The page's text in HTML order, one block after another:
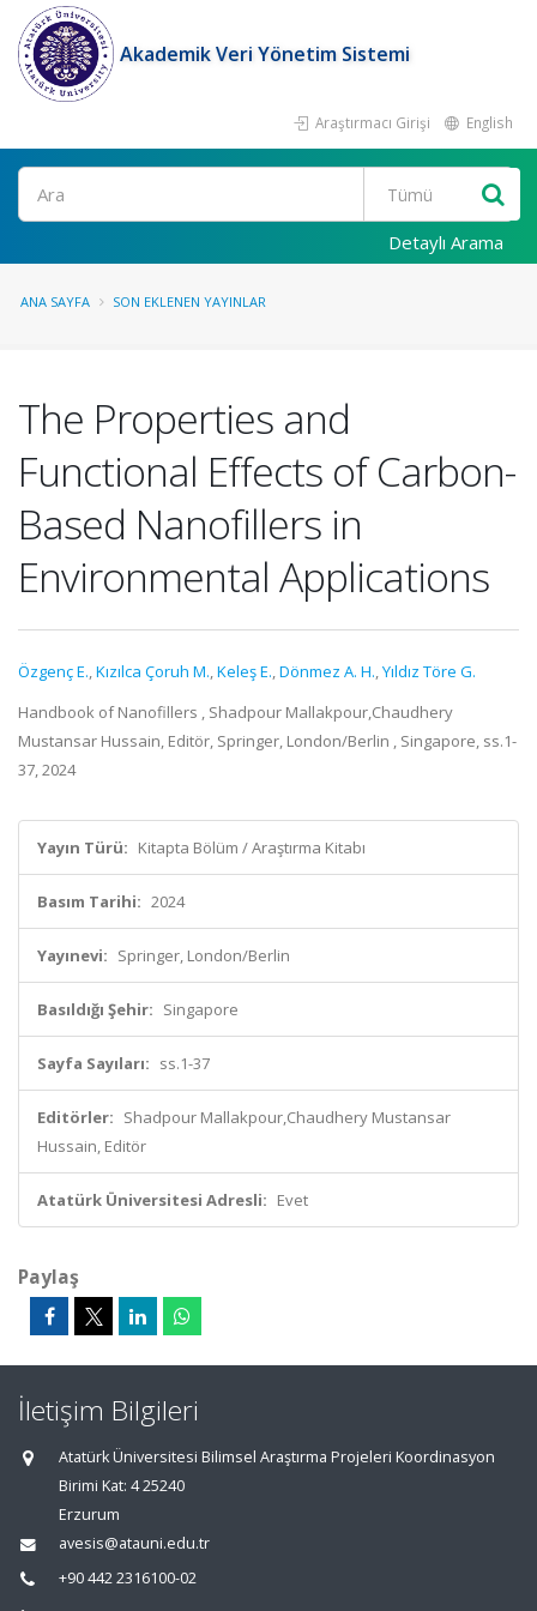
Akademik Veri Yönetim Sistemi
Araştırmacı Girişi English
Ara
Detaylı Arama
ANA SAYFA SON EKLENEN YAYINLAR
The Properties and
Functional Effects of Carbon-
Based Nanofillers in
Environmental Applications
Özgenç E.,Kızılca Çoruh M.,Keleş E.,Dönmez A. H.,Yıldız Töre G.
Handbook of Nanofillers , Shadpour Mallakpour,Chaudhery
Mustansar Hussain, Editör, Springer, London/Berlin , Singapore, ss.1-
37, 2024
Yayın Türü: Kitapta Bölüm / Araştırma Kitabı
Basım Tarihi: 2024
Yayınevi: Springer, London/Berlin
Basıldığı Şehir: Singapore
Sayfa Sayıları: ss.1-37
Editörler: Shadpour Mallakpour,Chaudhery Mustansar
Hussain, Editör
Atatürk Üniversitesi Adresli: Evet
Paylaş
İletişim Bilgileri
Atatürk Üniversitesi Bilimsel Araştırma Projeleri Koordinasyon
Birimi Kat: 4 25240
Erzurum
avesis@atauni.edu.tr
+90 442 2316100-02